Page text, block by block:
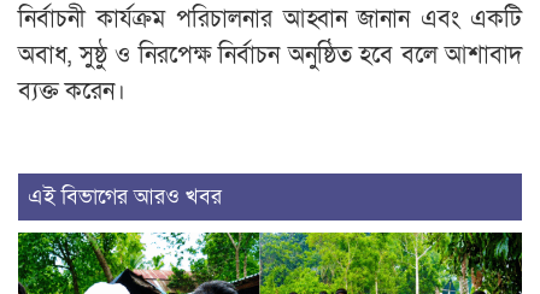
নির্বাচনী কার্যক্রম পরিচালনার আহ্বান জানান এবং একটি
অবাধ, সুষ্ঠু ও নিরপেক্ষ নির্বাচন অনুষ্ঠিত হবে বলে আশাবাদ
ব্যক্ত করেন।
এই বিভাগের আরও খবর